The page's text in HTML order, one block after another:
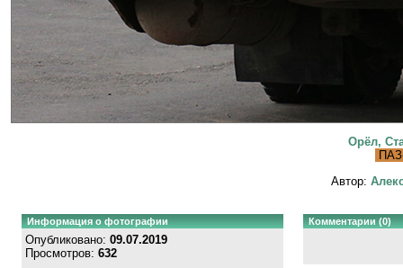
Орёл,
Автор:
Информация о фотографии
Опубликовано:09.07.2019
Просмотров:632
Комментарии (0)